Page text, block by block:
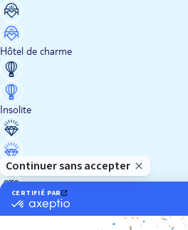
Hôtel de charme
Insolite
Luxe